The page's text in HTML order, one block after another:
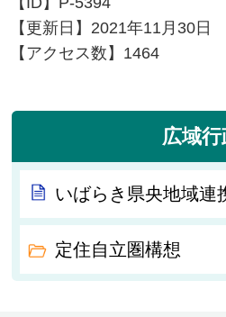
【更新日】 2021年11月30日
【アクセス数】 1464
広域行
いばらき県央地域連
定住自立圏構想